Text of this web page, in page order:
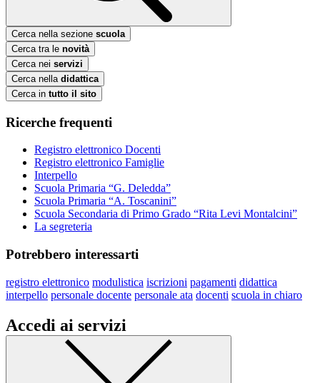
Cerca nella sezione scuola
Cerca tra le novità
Cerca nei servizi
Cerca nella didattica
Cerca in tutto il sito
Ricerche frequenti
Registro elettronico Docenti
Registro elettronico Famiglie
Interpello
Scuola Primaria “G. Deledda”
Scuola Primaria “A. Toscanini”
Scuola Secondaria di Primo Grado “Rita Levi Montalcini”
La segreteria
Potrebbero interessarti
registro elettronico modulistica iscrizioni pagamenti didattica
interpello personale docente personale ata docenti scuola in chiaro
Accedi ai servizi